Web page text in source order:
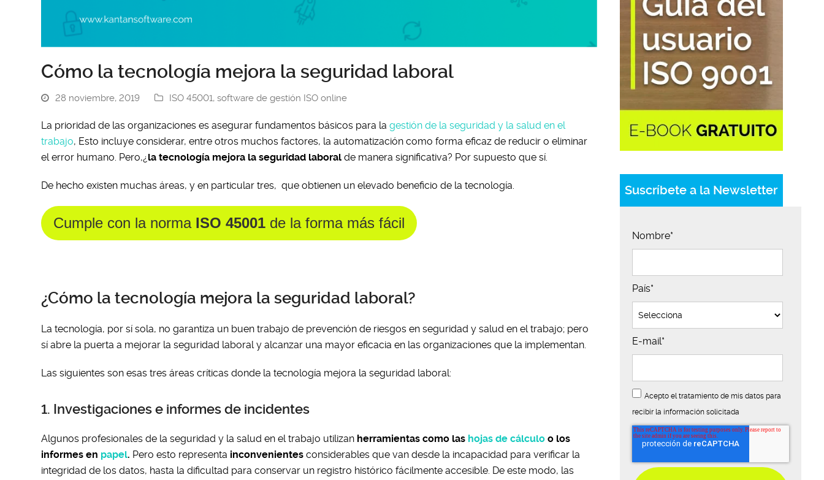
Cómo la tecnología mejora la seguridad laboral
28 noviembre, 2019 ISO 45001,software de gestión ISO online
La prioridad de las organizaciones es asegurar fundamentos básicos para lagestión de la seguridad y la salud en el
trabajo, Esto incluye considerar, entre otros muchos factores, la automatización como forma eficaz de reducir o eliminar
el error humano. Pero,¿ la tecnología mejora la seguridad laboralde manera significativa? Por supuesto que sí.
De hecho existen muchas áreas, y en particular tres, que obtienen un elevado beneficio de la tecnología.
Cumple con la norma ISO 45001 de la forma más fácil
¿Cómo la tecnología mejora la seguridad laboral?
La tecnología, por sí sola, no garantiza un buen trabajo de prevención de riesgos en seguridad y salud en el trabajo; pero
sí abre la puerta a mejorar la seguridad laboral y alcanzar una mayor eficacia en las organizaciones que la implementan.
Las siguientes son esas tres áreas críticas donde la tecnología mejora la seguridad laboral:
1. Investigaciones e informes de incidentes
Algunos profesionales de la seguridad y la salud en el trabajo utilizan herramientas como las hojas de cálculo o los
informes en papel. Pero esto representa inconvenientesconsiderables que van desde la incapacidad para verificar la
integridad de los datos, hasta la dificultad para conservar un registro histórico fácilmente accesible. De este modo, las
Suscríbete a la Newsletter
Nombre*
País*
E-mail*
Acepto el tratamiento de mis datos para
recibir la información solicitada